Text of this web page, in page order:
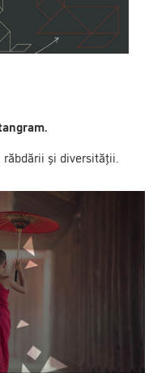
și diversității.